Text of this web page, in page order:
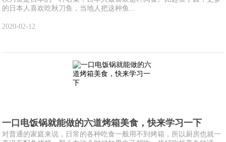
的日本人喜欢吃秋刀鱼，当地人把这种鱼...
2020-02-12
一口电饭锅就能做的六道烤箱美食，快来学习一下
对普通的家庭来说，日常的各种吃食一般用不到烤箱，所以厨房也就一